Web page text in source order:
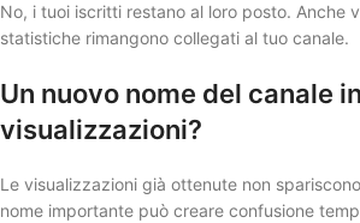
No, i tuoi iscritti restano al loro posto. Anche
statistiche rimangono collegati al tuo canale.
Un nuovo nome del canale
visualizzazioni?
Le visualizzazioni già ottenute non
nome importante può creare confusione